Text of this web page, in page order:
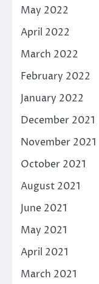
May 2022
April 2022
March 2022
February 2022
January 2022
December 2021
November 2021
October 2021
August 2021
June 2021
May 2021
April 2021
March 2021